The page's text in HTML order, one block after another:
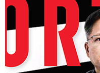
Share